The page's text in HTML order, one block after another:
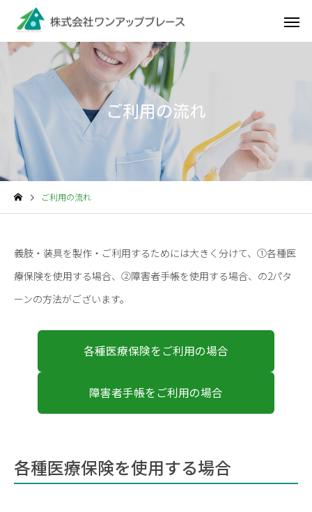
ご利用の流れ
ご利用の流れ
義肢・装具を製作・ご利用するためには大きく分けて、①各種医
療保険を使用する場合、②障害者手帳を使用する場合、の2パタ
ーンの方法がございます。
各種医療保険をご利用の場合
障害者手帳をご利用の場合
各種医療保険を使用する場合